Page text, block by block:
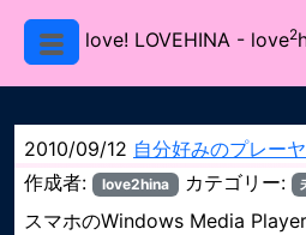
love! LOVEHINA - love2
2010/09/12 自分好みのプレー
作成者:
love2hina カテゴリー:
スマホのWindows Media